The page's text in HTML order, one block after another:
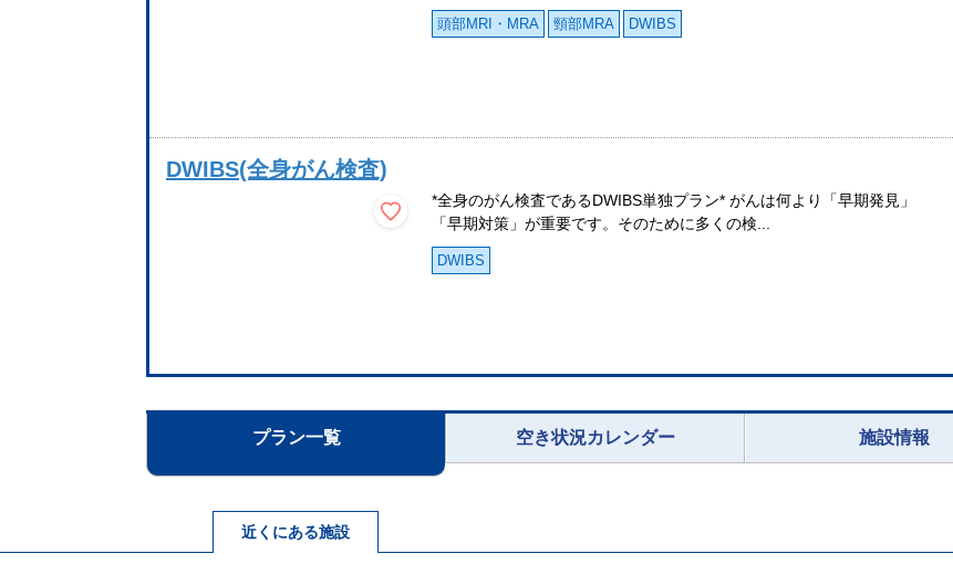
頭部MRI・MRA 頸部MRA DWIBS
DWIBS(全身がん検査)
*全身のがん検査であるDWIBS単独プラン* がんは何より「早期発見」
「早期対策」が重要です。そのために多くの検...
DWIBS
プラン一覧 空き状況カレンダー 施設情報
近くにある施設